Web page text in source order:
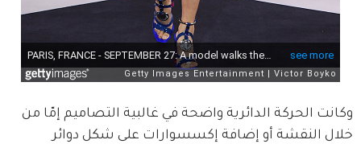
وكانت الحركة الدائرية واضحة في غالبية التصاميم إمّا من
خلال النقشة أو إضافة إكسسوارات على شكل دوائر